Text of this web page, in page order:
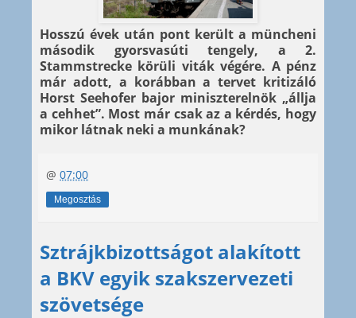
Hosszú évek után pont került a müncheni
második gyorsvasúti tengely, a 2.
Stammstrecke körüli viták végére. A pénz
már adott, a korábban a tervet kritizáló
Horst Seehofer bajor miniszterelnök „állja
a cehhet”. Most már csak az a kérdés, hogy
mikor látnak neki a munkának?
@ 07:00
Megosztás
Sztrájkbizottságot alakított
a BKV egyik szakszervezeti
szövetsége